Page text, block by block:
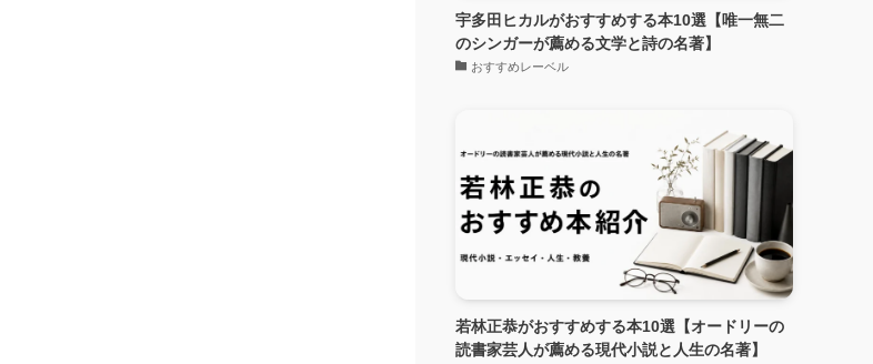
宇多田ヒカルがおすすめする本10選【唯一無二
のシンガーが薦める文学と詩の名著】
おすすめレーベル
若林正恭がおすすめする本10選【オードリーの
読書家芸人が薦める現代小説と人生の名著】